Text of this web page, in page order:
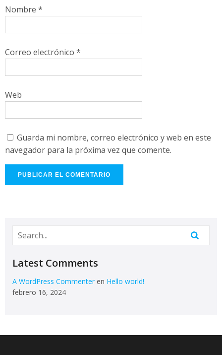
Nombre *
Correo electrónico *
Web
Guarda mi nombre, correo electrónico y web en este
navegador para la próxima vez que comente.
Latest Comments
A WordPress Commenter en Hello world!
febrero 16, 2024